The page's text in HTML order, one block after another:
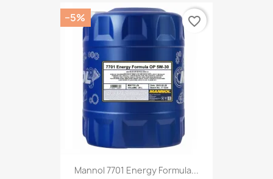
Mannol 7701 Energy Formula...
−5% favorite_border